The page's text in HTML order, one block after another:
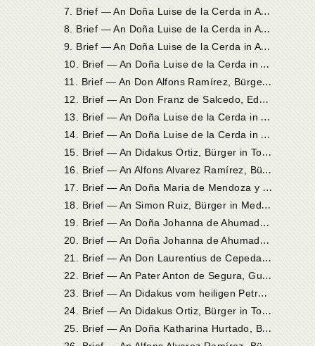
7
. Brief — An Doña Luise de la Cerda in Andalusien
8
. Brief — An Doña Luise de la Cerda in Andalusien
9
. Brief — An Doña Luise de la Cerda in Andalusien
1
0. Brief — An Doña Luise de la Cerda in Andalusien
1
1. Brief — An Don Alfons Ramírez, Bürger in Toldedo
1
2. Brief — An Don Franz de Salcedo, Edelmann in Ávila
1
3. Brief — An Doña Luise de la Cerda in Toledo
1
4. Brief — An Doña Luise de la Cerda in Toledo
1
5. Brief — An Didakus Ortiz, Bürger in Toledo
1
6. Brief — An Alfons Alvarez Ramírez, Bürger in Toledo
1
7. Brief — An Doña Maria de Mendoza y Sarmiento, Gräfin de Ribadavia
1
8. Brief — An Simon Ruiz, Bürger in Medina del Campo
1
9. Brief — An Doña Johanna de Ahumada, Schwester der Heiligen, in Alba de Tormes
2
0. Brief — An Doña Johanna de Ahumada in Alba de Tormes
2
1. Brief — An Don Laurentius de Cepeda in Quito
2
2. Brief — An Pater Anton de Segura, Guardian der unbeschuhten Franziskaner im Kloster zu Cadalfo
2
3. Brief — An Didakus vom heiligen Petrus de la Palma, Bürger in Toledo
2
4. Brief — An Didakus Ortiz, Bürger in Toledo
2
5. Brief — An Doña Katharina Hurtado, Bürgersfrau in Toledo